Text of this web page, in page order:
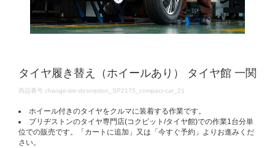
タイヤ履き替え（ホイールあり） タイヤ館 一関
DETAILS
商品番号 change-tire-desorption_SP2175_compact-car_21
ホイール付きのタイヤをクルマに装着する作業です。
ブリヂストンのタイヤ専門店(コクピット/タイヤ館)での作業1台分単
位での販売です。「カートに追加」又は「今すぐ予約」よりお進みくだ
さい。